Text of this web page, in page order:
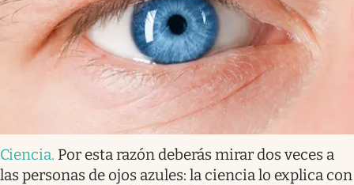
Ciencia. Por esta razón deberás mirar dos veces a
las personas de ojos azules: la ciencia lo explica con